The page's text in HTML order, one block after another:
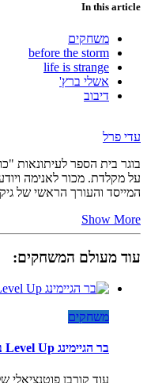
In this article
משחקים
before the storm
life is strange
אשלי ברץ'
דיבוב
עדי פרל
בוגר בית הספר לעיתונאות
על מקלדת. מכור לאנימה
המייסד והעורך הראשי של
Show More
עוד מעולם המשחקים:
משחקים
בר הגיימינג Level Up בסכנת סגירה, כך תוכלו לעזור